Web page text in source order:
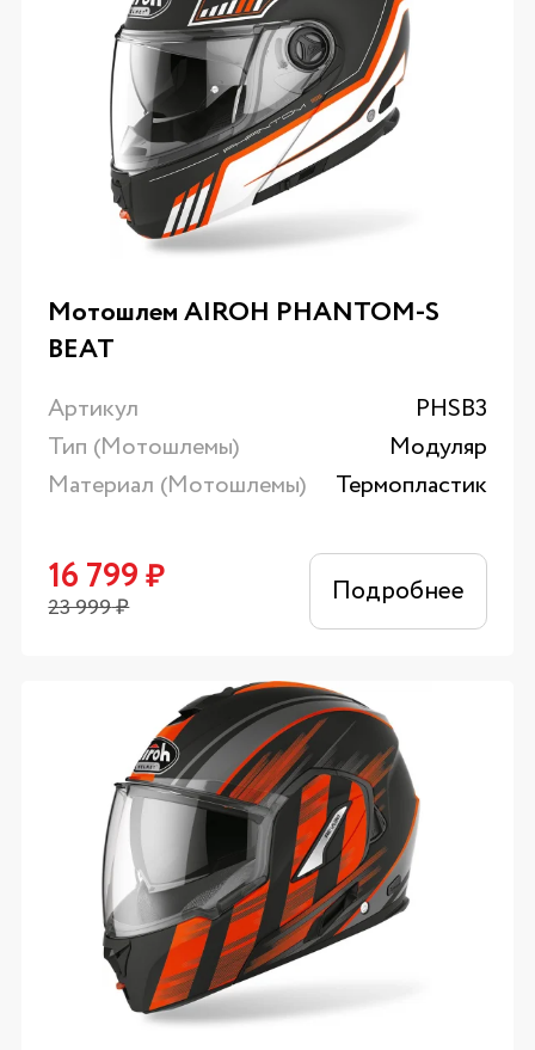
Мотошлем AIROH PHANTOM-S
BEAT
Артикул
PHSB3
Тип (Мотошлемы)
Модуляр
Материал (Мотошлемы)
Термопластик
16 799₽
23 999₽ Подробнее